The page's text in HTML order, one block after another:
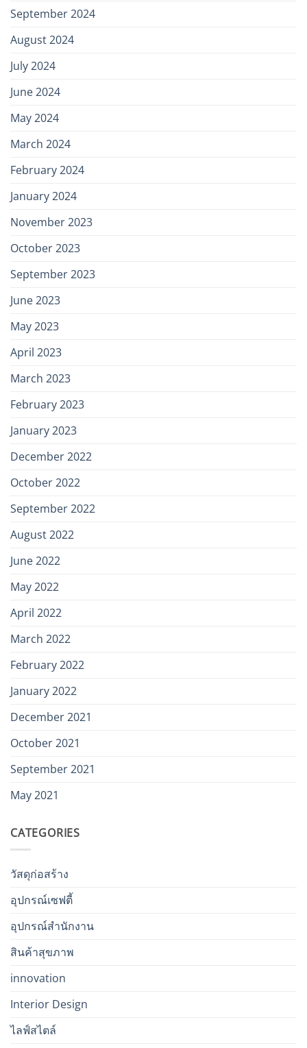
September 2024
August 2024
July 2024
June 2024
May 2024
March 2024
February 2024
January 2024
November 2023
October 2023
September 2023
June 2023
May 2023
April 2023
March 2023
February 2023
January 2023
December 2022
October 2022
September 2022
August 2022
June 2022
May 2022
April 2022
March 2022
February 2022
January 2022
December 2021
October 2021
September 2021
May 2021
CATEGORIES
วัสดุก่อสร้าง
อุปกรณ์เซฟตี้
อุปกรณ์สำนักงาน
สินค้าสุขภาพ
innovation
Interior Design
ไลฟ์สไตล์